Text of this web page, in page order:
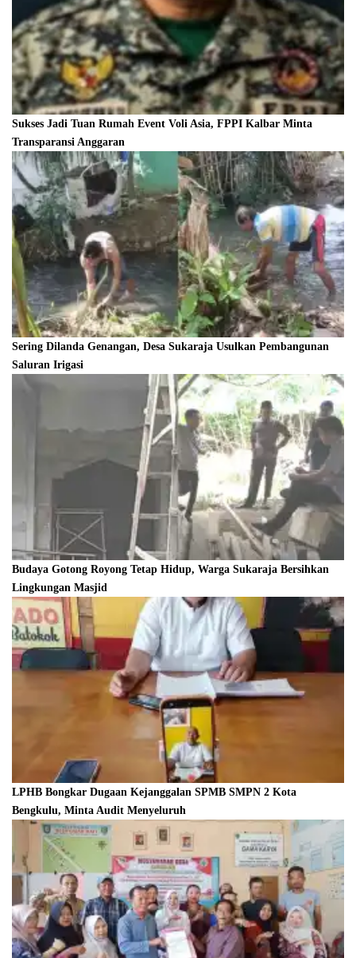
Sukses Jadi Tuan Rumah Event Voli Asia, FPPI Kalbar Minta
Transparansi Anggaran
Sering Dilanda Genangan, Desa Sukaraja Usulkan Pembangunan
Saluran Irigasi
Budaya Gotong Royong Tetap Hidup, Warga Sukaraja Bersihkan
Lingkungan Masjid
LPHB Bongkar Dugaan Kejanggalan SPMB SMPN 2 Kota
Bengkulu, Minta Audit Menyeluruh